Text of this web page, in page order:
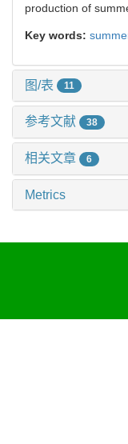
production of
Key words:
图/表 11
参考文献 38
相关文章 6
Metrics